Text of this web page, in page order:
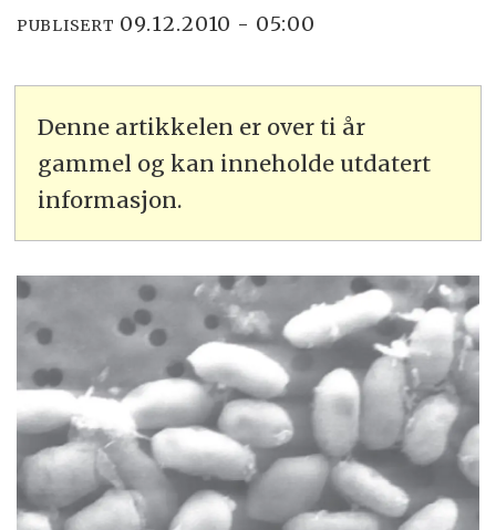
PUBLISERT 09.12.2010 - 05:00
Denne artikkelen er over ti år
gammel og kan inneholde utdatert
informasjon.